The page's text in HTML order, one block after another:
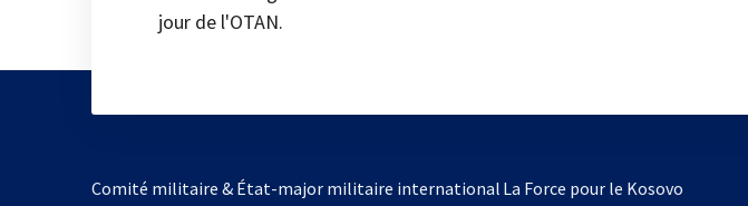
jour de l'OTAN.
Comité militaire & État-major militaire international La Force pour le Kosovos’ouvre